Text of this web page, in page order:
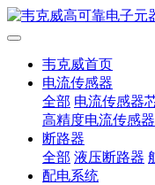
韦克威首页
电流传感器
全部 电流传感器
高精度电流传感器
断路器
全部 液压断路器
配电系统